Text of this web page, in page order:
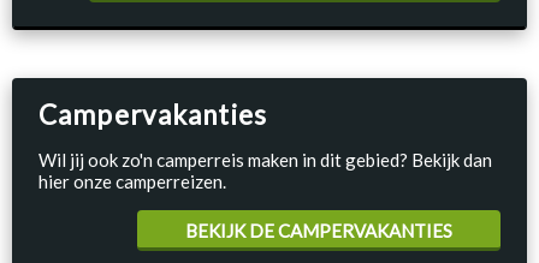
Campervakanties
Wil jij ook zo'n camperreis maken in dit gebied? Bekijk dan
hier onze camperreizen.
BEKIJK DE CAMPERVAKANTIES